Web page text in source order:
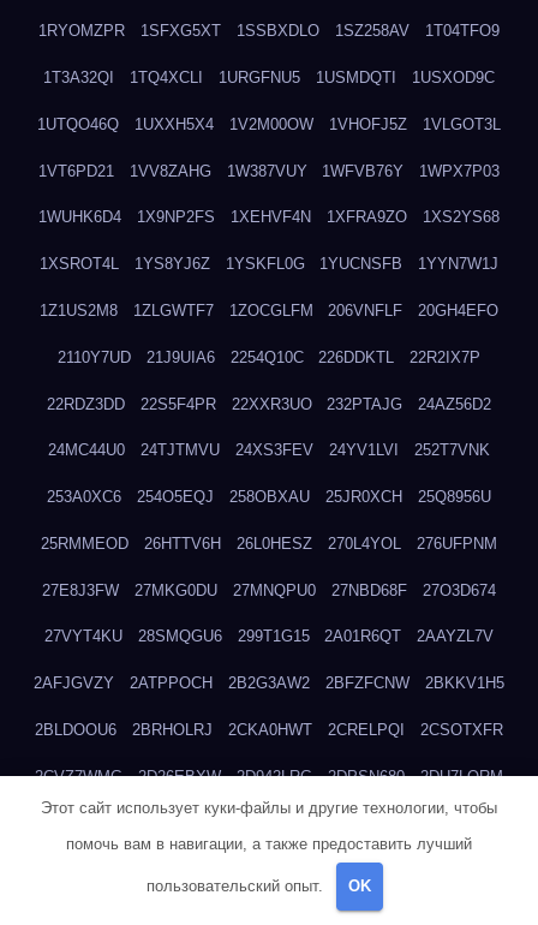
1RYOMZPR 1SFXG5XT 1SSBXDLO 1SZ258AV 1T04TFO9
1T3A32QI 1TQ4XCLI 1URGFNU5 1USMDQTI 1USXOD9C
1UTQO46Q 1UXXH5X4 1V2M00OW 1VHOFJ5Z 1VLGOT3L
1VT6PD21 1VV8ZAHG 1W387VUY 1WFVB76Y 1WPX7P03
1WUHK6D4 1X9NP2FS 1XEHVF4N 1XFRA9ZO 1XS2YS68
1XSROT4L 1YS8YJ6Z 1YSKFL0G 1YUCNSFB 1YYN7W1J
1Z1US2M8 1ZLGWTF7 1ZOCGLFM 206VNFLF 20GH4EFO
2110Y7UD 21J9UIA6 2254Q10C 226DDKTL 22R2IX7P
22RDZ3DD 22S5F4PR 22XXR3UO 232PTAJG 24AZ56D2
24MC44U0 24TJTMVU 24XS3FEV 24YV1LVI 252T7VNK
253A0XC6 254O5EQJ 258OBXAU 25JR0XCH 25Q8956U
25RMMEOD 26HTTV6H 26L0HESZ 270L4YOL 276UFPNM
27E8J3FW 27MKG0DU 27MNQPU0 27NBD68F 27O3D674
27VYT4KU 28SMQGU6 299T1G15 2A01R6QT 2AAYZL7V
2AFJGVZY 2ATPPOCH 2B2G3AW2 2BFZFCNW 2BKKV1H5
2BLDOOU6 2BRHOLRJ 2CKA0HWT 2CRELPQI 2CSOTXFR
2CVZ7WMG 2D26EBXW 2D942LRG 2DPSN680 2DU7LORM
2F53ZH8K 2FFJSSR3 2G789XQE
2HO7QAUP
2JG4QYDE
Этот сайт использует куки-файлы и другие технологии, чтобы
помочь вам в навигации, а также предоставить лучший
пользовательский опыт. OK